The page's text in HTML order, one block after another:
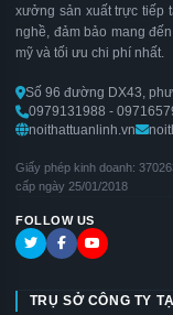
xưởng sản xuất trực tiếp
nghề, đảm bảo mang
mỹ và tối ưu chi phí nhất.
Số 96 đường DX43,
0979131988 -
noithattuanlinh.vn
Giấy phép kinh doanh:
cấp ngày 25/01/2018
FOLLOW US
TRỤ SỞ CÔNG TY